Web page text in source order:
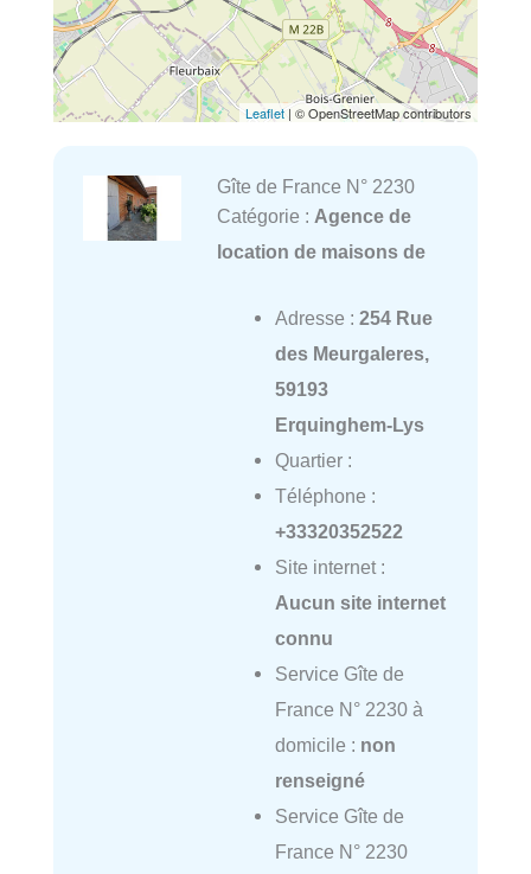
Leaflet | © OpenStreetMap contributors
Gîte de France N° 2230
Catégorie : Agence de
location de maisons de
Adresse : 254 Rue
des Meurgaleres,
59193
Erquinghem-Lys
Quartier :
Téléphone :
+33320352522
Site internet :
Aucun site internet
connu
Service Gîte de
France N° 2230 à
domicile : non
renseigné
Service Gîte de
France N° 2230